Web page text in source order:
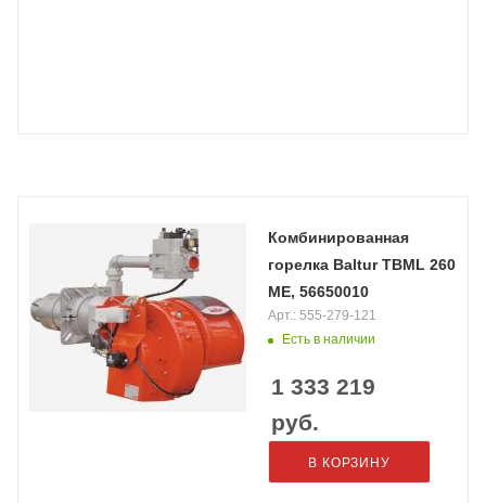
Комбинированная
горелка Baltur TBML 260
ME, 56650010
Есть в наличии
Арт.: 555-279-121
1 333 219
руб.
В КОРЗИНУ